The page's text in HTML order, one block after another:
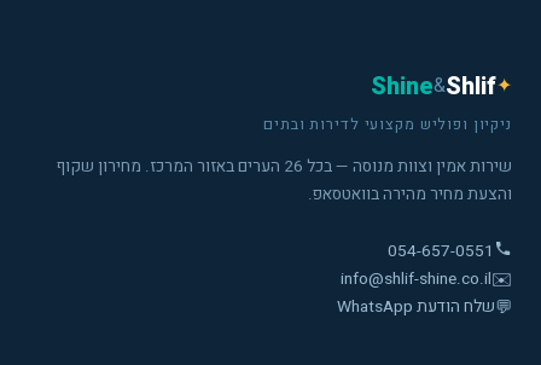
✦
Shlif
&
Shine
ניקיון ופוליש מקצועי לדירות ובתים
שירות אמין וצוות מנוסה — בכל 26 הערים באזור המרכז. מחירון שקוף
והצעת מחיר מהירה בוואטסאפ.
054-657-0551
✉️
info@shlif-shine.co.il
💬שלח הודעת WhatsApp